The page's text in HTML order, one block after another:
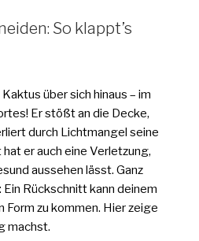
So klappt’s
über sich hinaus – im
Er stößt an die Decke,
durch Lichtmangel seine
er auch eine Verletzung,
aussehen lässt. Ganz
Ein Rückschnitt kann deinem
Form zu kommen. Hier zeige
machst.